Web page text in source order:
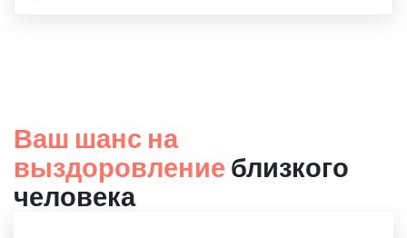
Ваш шанс на
выздоровление близкого
человека